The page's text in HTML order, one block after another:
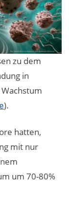
zu dem
in
).
hatten,
mit nur
um 70-80%